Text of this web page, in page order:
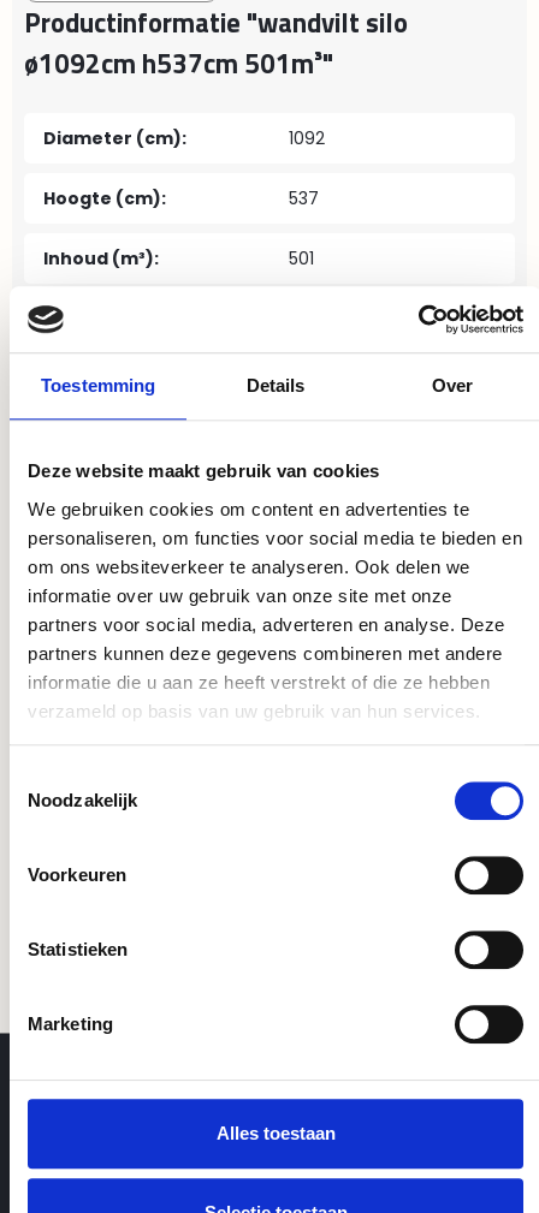
Toestemming Details Over
Deze website maakt gebruik van cookies
We gebruiken cookies om content en advertenties te
personaliseren, om functies voor social media te bieden en
om ons websiteverkeer te analyseren. Ook delen we
informatie over uw gebruik van onze site met onze
partners voor social media, adverteren en analyse. Deze
partners kunnen deze gegevens combineren met andere
informatie die u aan ze heeft verstrekt of die ze hebben
verzameld op basis van uw gebruik van hun services.
Noodzakelijk
Voorkeuren
Statistieken
Marketing
Alles toestaan
Productinformatie "wandvilt silo
ø1092cm h537cm 501m³"
Diameter (cm): 1092
Hoogte (cm): 537
Inhoud (m³): 501
Type wateropslag:
Materiaal: vilt
Dit product komt voor in de volgende
categorieën:
Webshop
Seizoens- en tweedehands